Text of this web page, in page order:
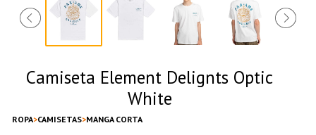
Camiseta Element Delignts Optic
White
ROPA CAMISETAS MANGA CORTA